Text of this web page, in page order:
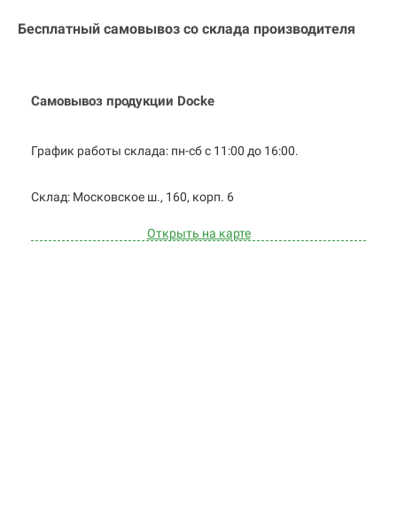
Бесплатный самовывоз со склада производителя
Самовывоз продукции Docke
График работы склада: пн-сб с 11:00 до 16:00.
Cклад: Московское ш., 160, корп. 6
Открыть на карте